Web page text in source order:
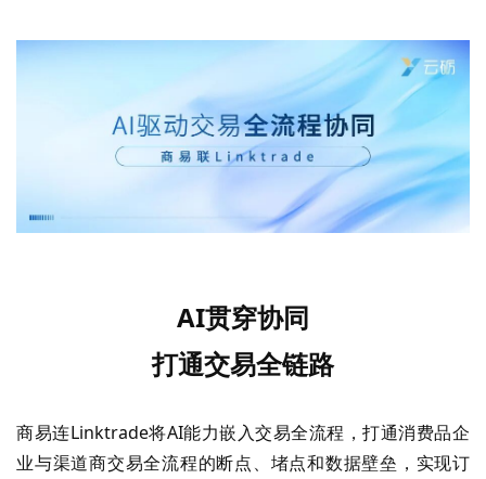
AI贯穿协同
打通交易全链路
商易连Linktrade将AI能力嵌入交易全流程，打通消费品企
业与渠道商交易全流程的断点、堵点和数据壁垒，实现订